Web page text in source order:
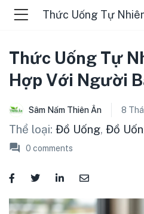
Thức Uống Tự
Hợp Với Người
Sâm Nấm Thiên Ân 8
Thể loại: Đồ Uống, Đồ
0 comments